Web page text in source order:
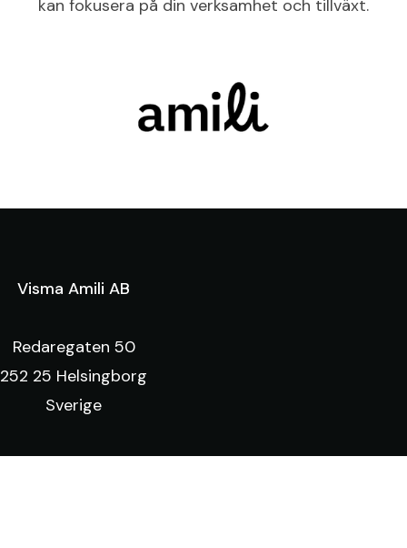
kan fokusera på din verksamhet och tillväxt.
Visma Amili AB
Redaregaten 50
252 25 Helsingborg
Sverige